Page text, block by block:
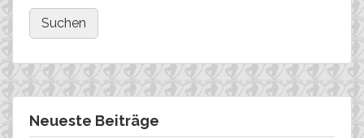
Neueste Beiträge